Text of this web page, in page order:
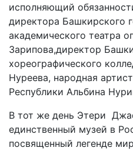
исполняющий
директора Башкирского
академического театра
Зарипова,директор
хореографического
Нуреева, народная
Республики Альбина
В тот же день Этери
единственный музей в
посвященный легенде